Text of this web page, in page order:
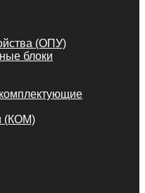
(ОПУ)
блоки
(КОМ)